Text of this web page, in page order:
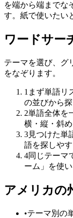
を端から端までな
す。紙で使いたい
ワードサー
テーマを選び、グ
をなぞります。
1 まず単語リ
の並びから探
2単語全体を
横・縦・斜
3見つけた単
語を探しやす
4同じテーマ
ーム」を使い
アメリカの
•テーマ別の